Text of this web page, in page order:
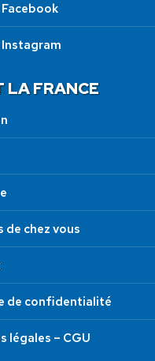
Facebook
Instagram
LA FRANCE
de chez vous
de confidentialité
légales – CGU